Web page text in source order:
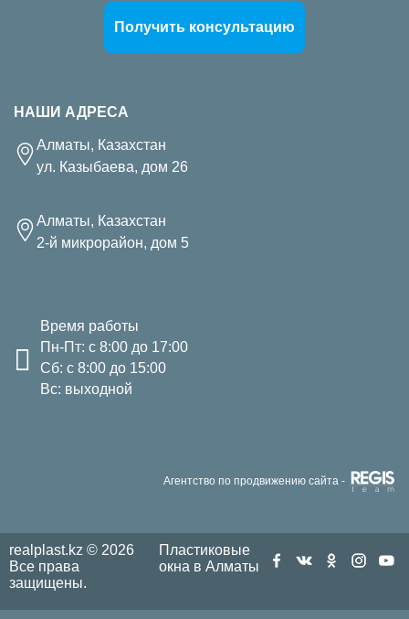
Получить консультацию
НАШИ АДРЕСА
Алматы, Казахстан
ул. Казыбаева, дом 26
Алматы, Казахстан
2-й микрорайон, дом 5
Время работы
Пн-Пт: с 8:00 до 17:00
Сб: с 8:00 до 15:00
Вс: выходной
Агентство по продвижению сайта -
realplast.kz © 2026
Все права
защищены.
Пластиковые
окна в Алматы